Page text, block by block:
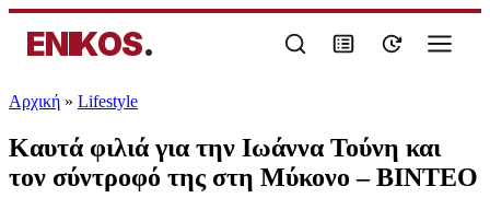
ENIKOS.
Αρχική » Lifestyle
Καυτά φιλιά για την Ιωάννα Τούνη και
τον σύντροφό της στη Μύκονο – ΒΙΝΤΕΟ